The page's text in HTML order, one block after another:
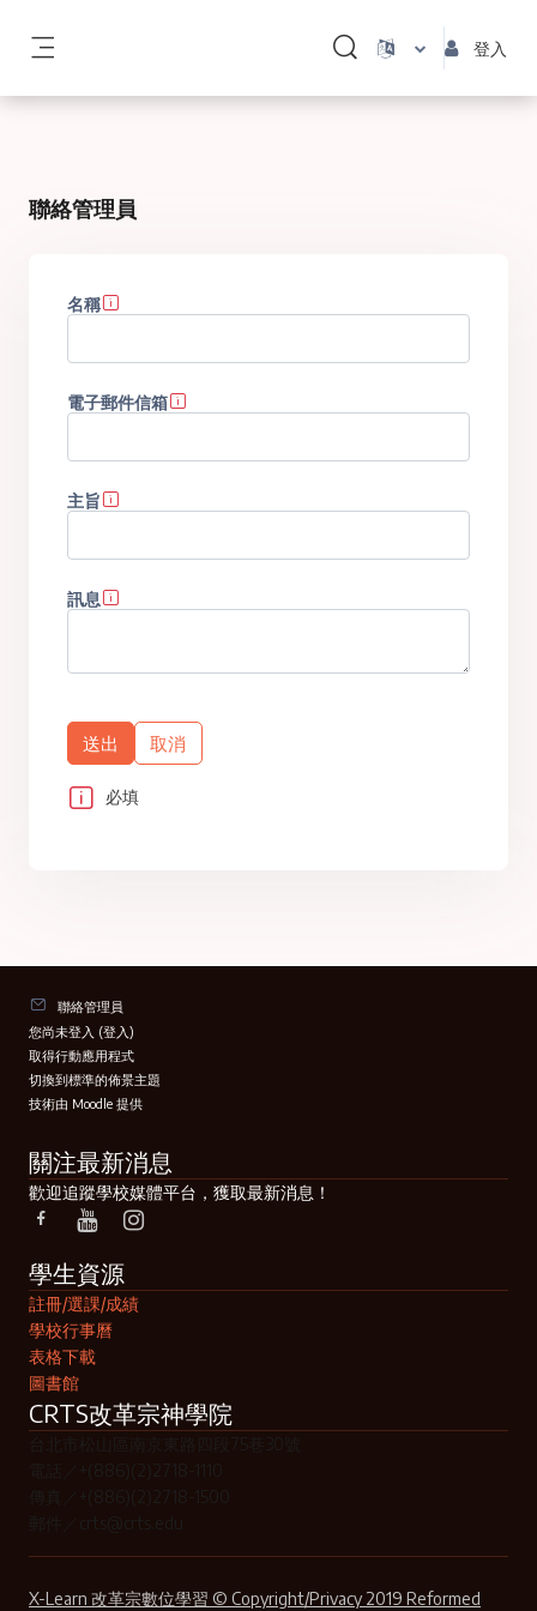
切換搜尋輸入框 登入
聯絡管理員
名稱
電子郵件信箱
主旨
訊息
必填
聯絡管理員
您尚未登入 (登入)
取得行動應用程式
切換到標準的佈景主題
技術由 Moodle 提供
CRTS改革宗神學院
台北市松山區南京東路四段75巷30號
電話／+(886)(2)2718-1110
傳真／+(886)(2)2718-1500
郵件／crts@crts.edu
學生資源
註冊/選課/成績
學校行事曆
表格下載
圖書館
關注最新消息
歡迎追蹤學校媒體平台，獲取最新消息！
X-Learn 改革宗數位學習 © Copyright/Privacy 2019 Reformed